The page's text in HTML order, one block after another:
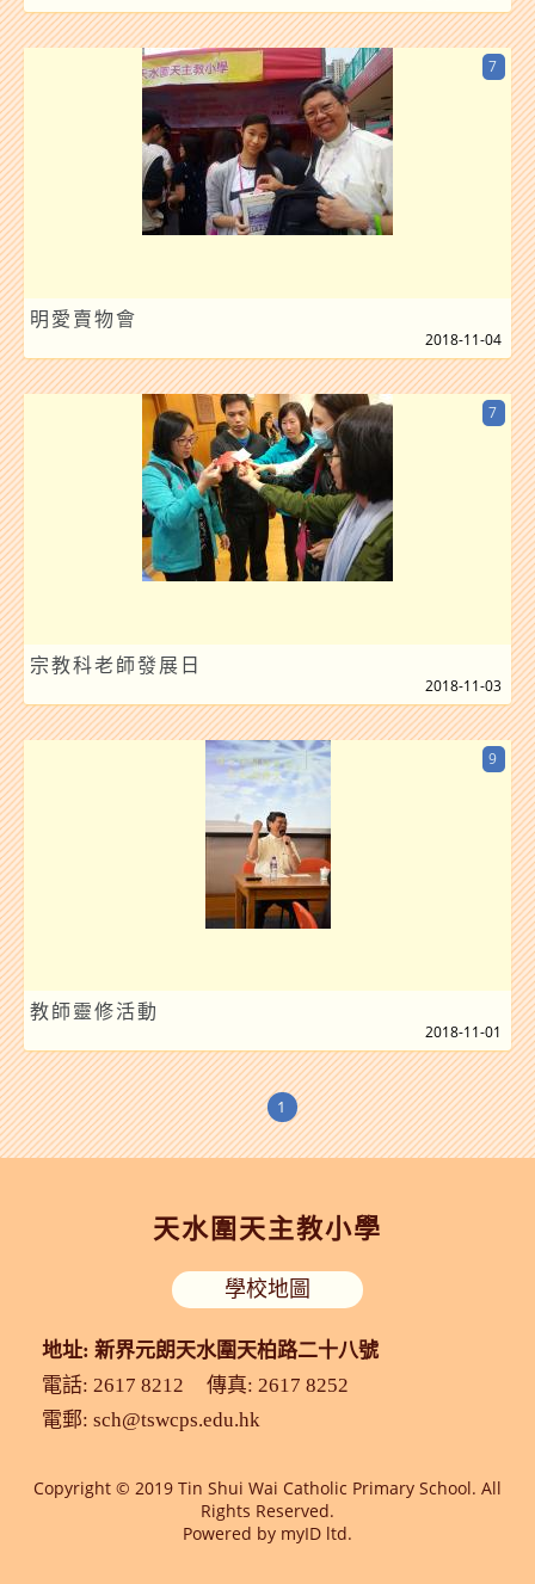
明愛賣物會
7
2018-11-04
宗教科老師發展日
7
2018-11-03
教師靈修活動
9
2018-11-01
1
天水圍天主教小學
地址: 新界元朗天水圍天柏路二十八號
學校地圖
電話: 2617 8212
傳真: 2617 8252
電郵: sch@tswcps.edu.hk
Copyright © 2019 Tin Shui Wai Catholic Primary School. All
Rights Reserved.
Powered by myID ltd.